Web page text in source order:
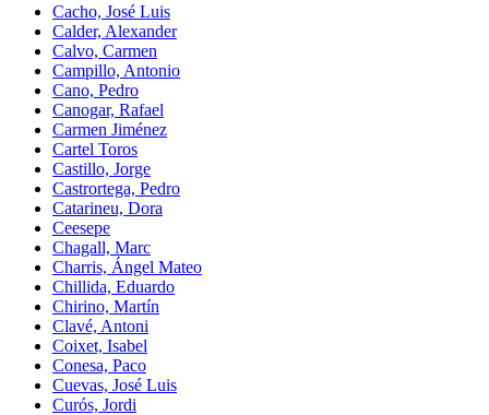
Cacho, José Luis
Calder, Alexander
Calvo, Carmen
Campillo, Antonio
Cano, Pedro
Canogar, Rafael
Carmen Jiménez
Cartel Toros
Castillo, Jorge
Castrortega, Pedro
Catarineu, Dora
Ceesepe
Chagall, Marc
Charris, Ángel Mateo
Chillida, Eduardo
Chirino, Martín
Clavé, Antoni
Coixet, Isabel
Conesa, Paco
Cuevas, José Luis
Curós, Jordi